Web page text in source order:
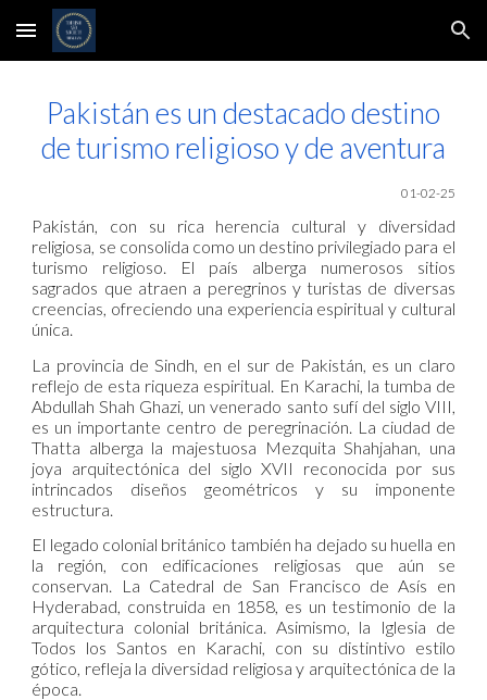
Skip to main content Skip to navigation
Pakistán es un destacado destino
de turismo religioso y de aventura
01-02-25
Pakistán, con su rica herencia cultural y diversidad
religiosa, se consolida como un destino privilegiado para el
turismo religioso. El país alberga numerosos sitios
sagrados que atraen a peregrinos y turistas de diversas
creencias, ofreciendo una experiencia espiritual y cultural
única.
La provincia de Sindh, en el sur de Pakistán, es un claro
reflejo de esta riqueza espiritual. En Karachi, la tumba de
Abdullah Shah Ghazi, un venerado santo sufí del siglo VIII,
es un importante centro de peregrinación. La ciudad de
Thatta alberga la majestuosa Mezquita Shahjahan, una
joya arquitectónica del siglo XVII reconocida por sus
intrincados diseños geométricos y su imponente
estructura.
El legado colonial británico también ha dejado su huella en
la región, con edificaciones religiosas que aún se
conservan. La Catedral de San Francisco de Asís en
Hyderabad, construida en 1858, es un testimonio de la
arquitectura colonial británica. Asimismo, la Iglesia de
Todos los Santos en Karachi, con su distintivo estilo
gótico, refleja la diversidad religiosa y arquitectónica de la
época.